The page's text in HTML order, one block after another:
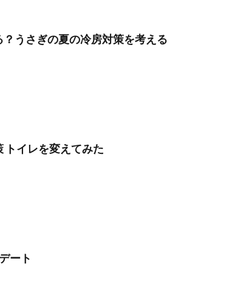
うさぎの夏の冷房対策を考える
トイレを変えてみた
ート